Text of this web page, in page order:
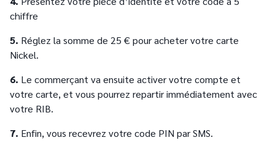
chiffre
5. Réglez la somme de 25 € pour acheter votre carte
Nickel.
6. Le commerçant va ensuite activer votre compte et
votre carte, et vous pourrez repartir immédiatement avec
votre RIB.
7. Enfin, vous recevrez votre code PIN par SMS.